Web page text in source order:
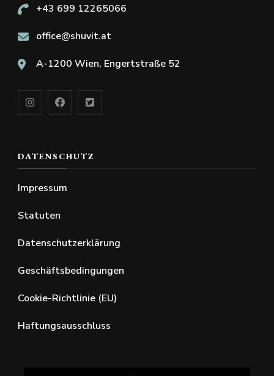
+43 699 12265066
office@shuvit.at
A-1200 Wien, Engertstraße 52
DATENSCHUTZ
Impressum
Statuten
Datenschutzerklärung
Geschäftsbedingungen
Cookie-Richtlinie (EU)
Haftungsausschluss